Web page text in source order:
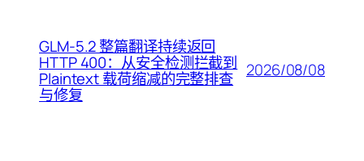
GLM-5.2 整篇翻译持续返回
HTTP 400：从安全检测拦截到
Plaintext 载荷缩减的完整排查
与修复
2026/08/08